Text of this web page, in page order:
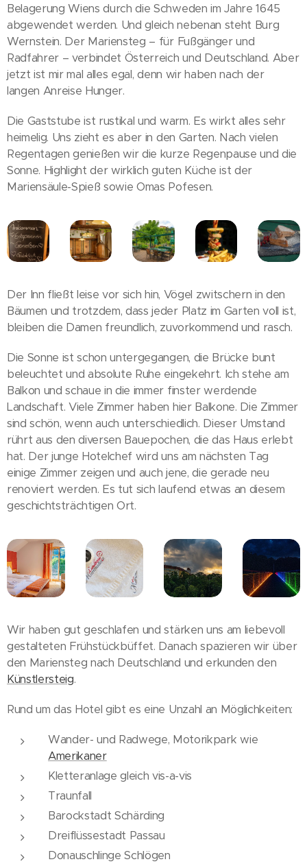
Belagerung Wiens durch die Schweden im Jahre 1645
abgewendet werden. Und gleich nebenan steht Burg
Wernstein. Der Mariensteg – für Fußgänger und
Radfahrer – verbindet Österreich und Deutschland. Aber
jetzt ist mir mal alles egal, denn wir haben nach der
langen Anreise Hunger.
Die Gaststube ist rustikal und warm. Es wirkt alles sehr
heimelig. Uns zieht es aber in den Garten. Nach vielen
Regentagen genießen wir die kurze Regenpause und die
Sonne. Highlight der wirklich guten Küche ist der
Mariensäule-Spieß sowie Omas Pofesen.
Der Inn fließt leise vor sich hin, Vögel zwitschern in den
Bäumen und trotzdem, dass jeder Platz im Garten voll ist,
bleiben die Damen freundlich, zuvorkommend und rasch.
Die Sonne ist schon untergegangen, die Brücke bunt
beleuchtet und absolute Ruhe eingekehrt. Ich stehe am
Balkon und schaue in die immer finster werdende
Landschaft. Viele Zimmer haben hier Balkone. Die Zimmer
sind schön, wenn auch unterschiedlich. Dieser Umstand
rührt aus den diversen Bauepochen, die das Haus erlebt
hat. Der junge Hotelchef wird uns am nächsten Tag
einige Zimmer zeigen und auch jene, die gerade neu
renoviert werden. Es tut sich laufend etwas an diesem
geschichtsträchtigen Ort.
Wir haben gut geschlafen und stärken uns am liebevoll
gestalteten Frühstückbüffet. Danach spazieren wir über
den Mariensteg nach Deutschland und erkunden den
Künstlersteig.
Rund um das Hotel gibt es eine Unzahl an Möglichkeiten:
Wander- und Radwege, Motorikpark wie
Amerikaner
Kletteranlage gleich vis-a-vis
Traunfall
Barockstadt Schärding
Dreiflüssestadt Passau
Donauschlinge Schlögen